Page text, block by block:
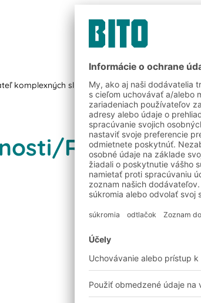
komplexných služieb pre skladové a logistické
Riešenie